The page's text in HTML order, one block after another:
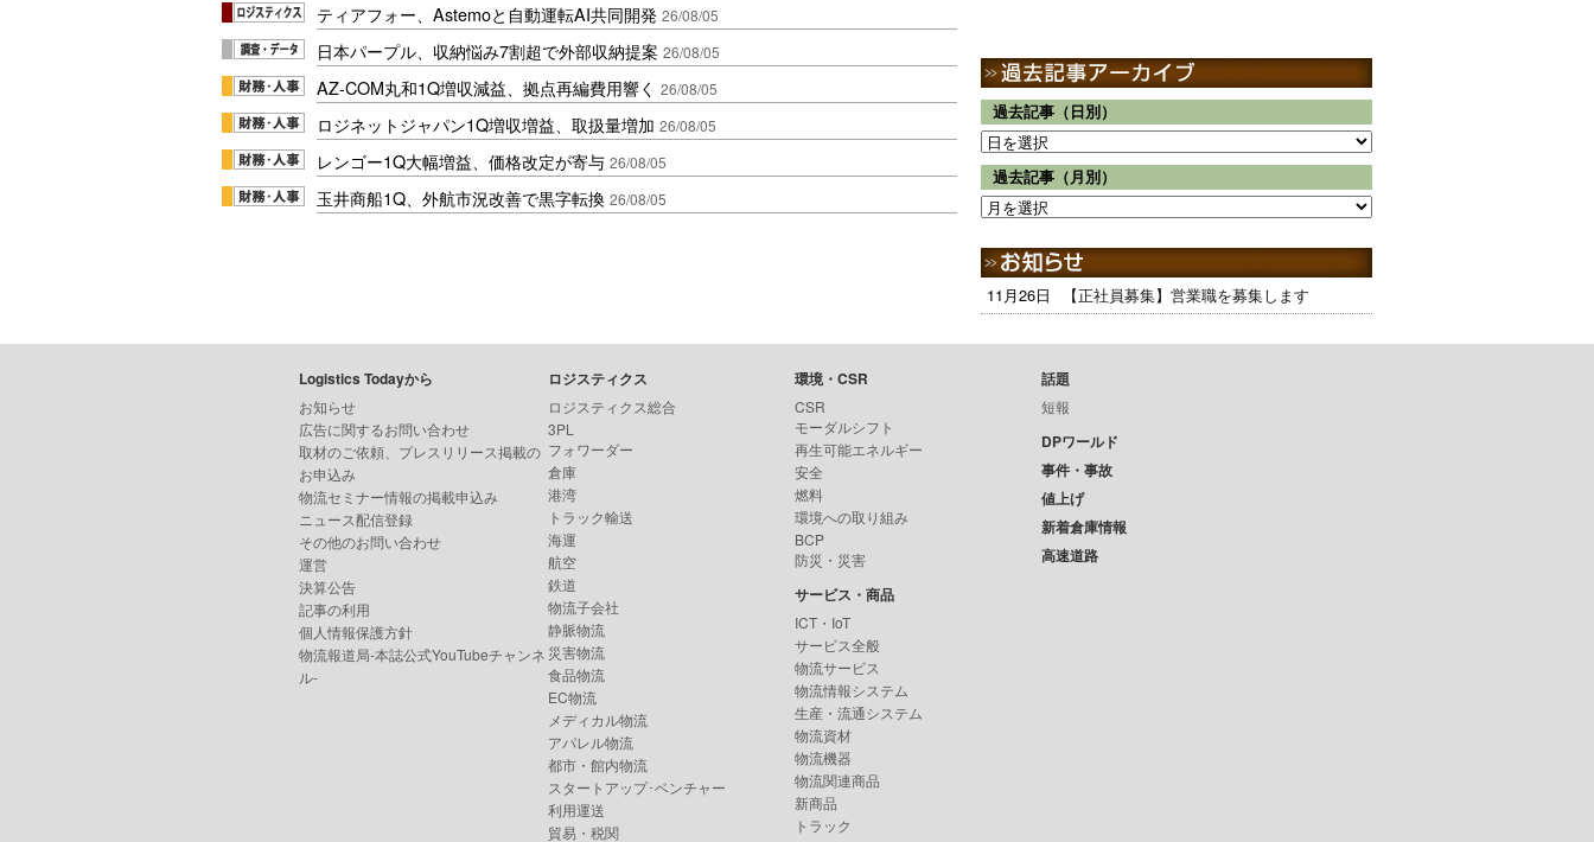
ティアフォー、Astemoと自動運転AI共同開発 26/08/05
日本パープル、収納悩み7割超で外部収納提案 26/08/05
AZ-COM丸和1Q増収減益、拠点再編費用響く 26/08/05
ロジネットジャパン1Q増収増益、取扱量増加 26/08/05
レンゴー1Q大幅増益、価格改定が寄与 26/08/05
玉井商船1Q、外航市況改善で黒字転換 26/08/05
過去記事（日別）
過去記事（月別）
11月26日 【正社員募集】営業職を募集します
Logistics Todayから
お知らせ
広告に関するお問い合わせ
取材のご依頼、プレスリリース掲載の
お申込み
物流セミナー情報の掲載申込み
ニュース配信登録
その他のお問い合わせ
運営
決算公告
記事の利用
個人情報保護方針
物流報道局-本誌公式YouTubeチャンネ
ル-
ロジスティクス
ロジスティクス総合
3PL
フォワーダー
倉庫
港湾
トラック輸送
海運
航空
鉄道
物流子会社
静脈物流
災害物流
食品物流
EC物流
メディカル物流
アパレル物流
都市・館内物流
スタートアップ･ベンチャー
利用運送
貿易・税関
環境・CSR
CSR
モーダルシフト
再生可能エネルギー
安全
燃料
環境への取り組み
BCP
防災・災害
サービス・商品
ICT・IoT
サービス全般
物流サービス
物流情報システム
生産・流通システム
物流資材
物流機器
物流関連商品
新商品
トラック
話題
短報
DPワールド
事件・事故
値上げ
新着倉庫情報
高速道路